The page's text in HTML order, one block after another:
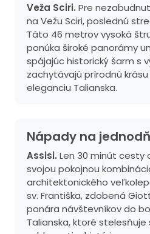
Veža Sciri. Pre
na Vežu Sciri, poslednú
Táto 46 metrov vysoká
ponúka široké panorámy
spájajúc historický šarm s
zachytávajú prírodnú
eleganciu Talianska.
Nápady na
Assisi. Len 30 minút cesty
svojou pokojnou
architektonického
sv. Františka, zdobená
ponára návštevníkov do
Talianska, ktoré